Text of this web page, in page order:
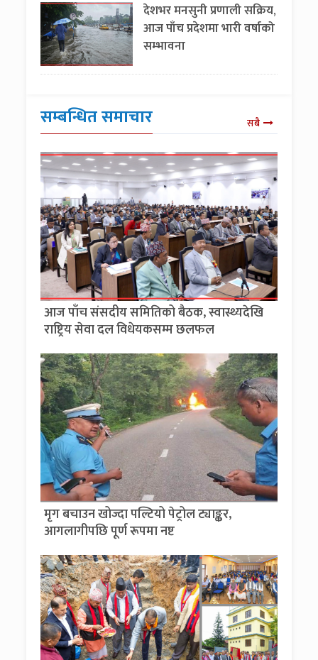
देशभर मनसुनी प्रणाली सक्रिय,
आज पाँच प्रदेशमा भारी वर्षाको
सम्भावना
सम्बन्धित समाचार सबै
आज पाँच संसदीय समितिको बैठक, स्वास्थ्यदेखि
राष्ट्रिय सेवा दल विधेयकसम्म छलफल
मृग बचाउन खोज्दा पल्टियो पेट्रोल ट्याङ्कर,
आगलागीपछि पूर्ण रूपमा नष्ट